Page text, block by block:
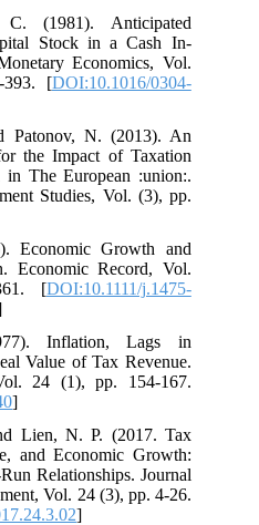
(1981). Anticipated
Stock in a Cash In-
Economics, Vol.
393. [DOI:10.1016/0304-
Patonov, N. (2013). An
the Impact of Taxation
The European :union:.
Studies, Vol. (3), pp.
Economic Growth and
Economic Record, Vol.
[DOI:10.1111/j.1475-
Inflation, Lags in
Value of Tax Revenue.
24 (1), pp. 154-167.
]
Lien, N. P. (2017. Tax
and Economic Growth:
Relationships. Journal
Vol. 24 (3), pp. 4-26.
]